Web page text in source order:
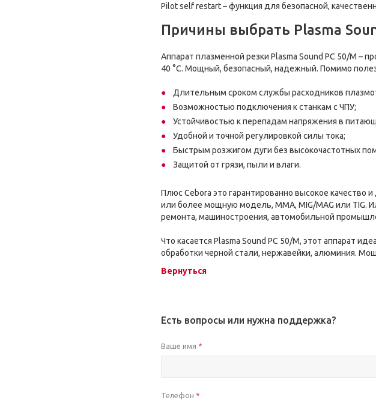
Pilot self restart – функция для безопасной,
Причины выбрать Plasma
Аппарат плазменной резки Plasma Sound PC 50/М –
40 °C. Мощный, безопасный, надежный. Помимо
Длительным сроком службы расходников
Возможностью подключения к станкам с ЧПУ;
Устойчивостью к перепадам напряжения в
Удобной и точной регулировкой силы тока;
Быстрым розжигом дуги без высокочастотных
Защитой от грязи, пыли и влаги.
Плюс Cebora это гарантированно высокое качество
или более мощную модель, MMA, MIG/MAG или TIG.
ремонта, машиностроения, автомобильной
Что касается Plasma Sound PC 50/М, этот аппарат
обработки черной стали, нержавейки, алюминия.
Вернуться
Есть вопросы или нужна поддержка?
Ваше имя *
Телефон *